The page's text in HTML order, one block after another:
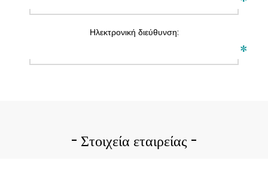
Ηλεκτρονική διεύθυνση:
*
Στοιχεία εταιρείας